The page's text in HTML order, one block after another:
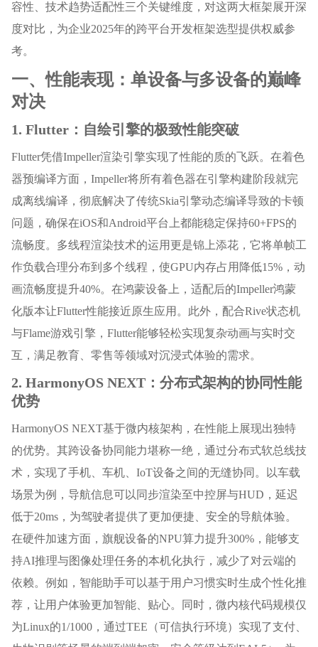
容性、技术趋势适配性三个关键维度，对这两大框架展开深
度对比，为企业2025年的跨平台开发框架选型提供权威参
考。
一、性能表现：单设备与多设备的巅峰
对决
1. Flutter：自绘引擎的极致性能突破
Flutter凭借Impeller渲染引擎实现了性能的质的飞跃。在着色
器预编译方面，Impeller将所有着色器在引擎构建阶段就完
成离线编译，彻底解决了传统Skia引擎动态编译导致的卡顿
问题，确保在iOS和Android平台上都能稳定保持60+FPS的
流畅度。多线程渲染技术的运用更是锦上添花，它将单帧工
作负载合理分布到多个线程，使GPU内存占用降低15%，动
画流畅度提升40%。在鸿蒙设备上，适配后的Impeller鸿蒙
化版本让Flutter性能接近原生应用。此外，配合Rive状态机
与Flame游戏引擎，Flutter能够轻松实现复杂动画与实时交
互，满足教育、零售等领域对沉浸式体验的需求。
2. HarmonyOS NEXT：分布式架构的协同性能
优势
HarmonyOS NEXT基于微内核架构，在性能上展现出独特
的优势。其跨设备协同能力堪称一绝，通过分布式软总线技
术，实现了手机、车机、IoT设备之间的无缝协同。以车载
场景为例，导航信息可以同步渲染至中控屏与HUD，延迟
低于20ms，为驾驶者提供了更加便捷、安全的导航体验。
在硬件加速方面，旗舰设备的NPU算力提升300%，能够支
持AI推理与图像处理任务的本机化执行，减少了对云端的
依赖。例如，智能助手可以基于用户习惯实时生成个性化推
荐，让用户体验更加智能、贴心。同时，微内核代码规模仅
为Linux的1/1000，通过TEE（可信执行环境）实现了支付、